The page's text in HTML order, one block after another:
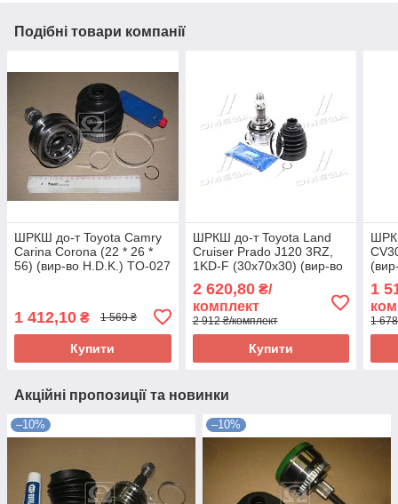
Подібні товари компанії
ШРКШ до-т Toyota Camry
Carina Corona (22 * 26 *
56) (вир-во H.D.K.) TO-027
1 412,10 ₴ 1 569 ₴
Купити
ШРКШ до-т Toyota Land
Cruiser Prado J120 3RZ,
1KD-F (30x70x30) (вир-во
2 620,80₴/
комплект
2 912 ₴/комплект
Купити
1
1
Акційні пропозиції та новинки
–10% –10%